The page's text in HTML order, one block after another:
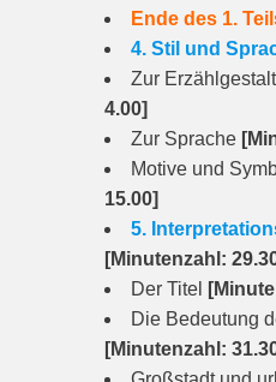
Ende des 1.
4. Stil und
Zur
4.00]
Zur Sprache
Motive und
15.00]
5.
[Minutenzahl:
Der Titel
Die Bedeutung
[Minutenzahl: